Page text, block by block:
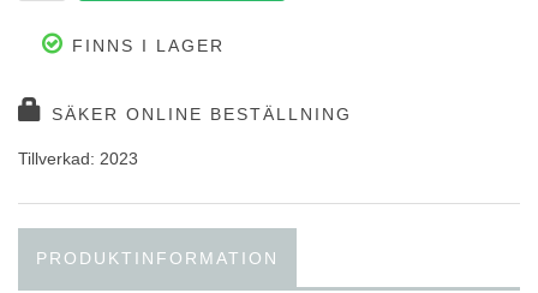
FINNS I LAGER
SÄKER ONLINE BESTÄLLNING
Tillverkad: 2023
PRODUKTINFORMATION